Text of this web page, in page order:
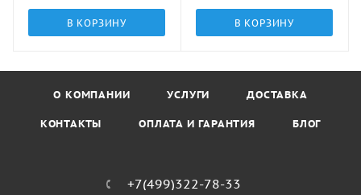
В КОРЗИНУ В КОРЗИНУ
О КОМПАНИИ УСЛУГИ ДОСТАВКА
КОНТАКТЫ ОПЛАТА И ГАРАНТИЯ БЛОГ
+7(499)322-78-33